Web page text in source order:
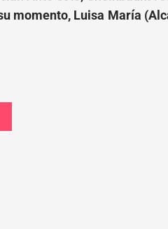
momento, Luisa María